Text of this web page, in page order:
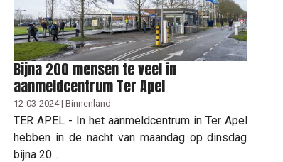
Bijna 200 mensen te veel in
aanmeldcentrum Ter Apel
12-03-2024 | Binnenland
TER APEL - In het aanmeldcentrum in Ter Apel
hebben in de nacht van maandag op dinsdag
bijna 20...